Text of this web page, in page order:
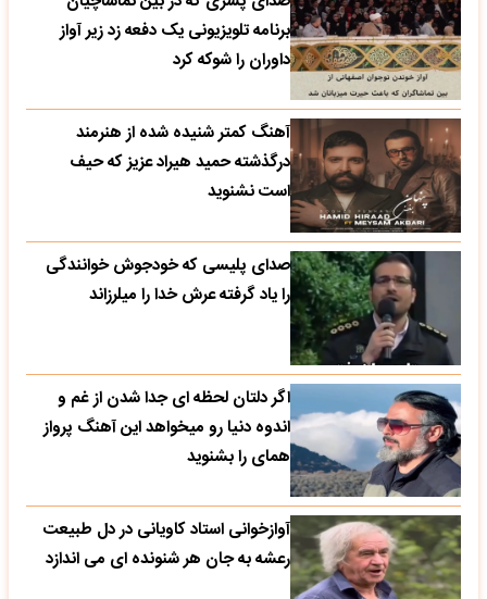
برنامه تلویزیونی یک دفعه زد زیر آواز
داوران را شوکه کرد
آهنگ کمتر شنیده شده از هنرمند
درگذشته حمید هیراد عزیز که حیف
است نشنوید
صدای پلیسی که خودجوش خوانندگی
را یاد گرفته عرش خدا را میلرزاند
اگر دلتان لحظه ای جدا شدن از غم و
اندوه دنیا رو میخواهد این آهنگ پرواز
همای را بشنوید
آوازخوانی استاد کاویانی در دل طبیعت
رعشه به جان هر شنونده ای می اندازد